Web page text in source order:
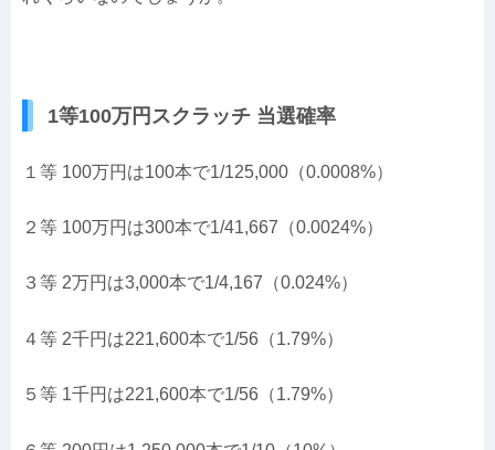
1等100万円スクラッチ 当選確率
１等 100万円は100本で1/125,000（0.0008%）
２等 100万円は300本で1/41,667（0.0024%）
３等 2万円は3,000本で1/4,167（0.024%）
４等 2千円は221,600本で1/56（1.79%）
５等 1千円は221,600本で1/56（1.79%）